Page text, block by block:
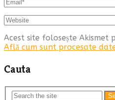
Acest site folosește Akismet
Află cum sunt procesate
Cauta